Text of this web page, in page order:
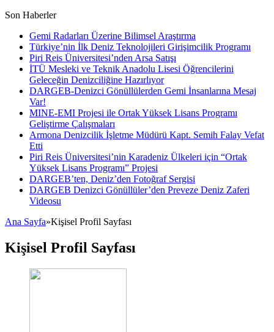
Son Haberler
Gemi Radarları Üzerine Bilimsel Araştırma
Türkiye’nin İlk Deniz Teknolojileri Girişimcilik Programı
Piri Reis Üniversitesi’nden Arsa Satışı
İTÜ Mesleki ve Teknik Anadolu Lisesi Öğrencilerini
Geleceğin Denizciliğine Hazırlıyor
DARGEB-Denizci Gönüllülerden Gemi İnsanlarına Mesaj
Var!
MINE-EMI Projesi ile Ortak Yüksek Lisans Programı
Geliştirme Çalışmaları
Armona Denizcilik İşletme Müdürü Kapt. Semih Falay Vefat
Etti
Piri Reis Üniversitesi’nin Karadeniz Ülkeleri için “Ortak
Yüksek Lisans Programı” Projesi
DARGEB’ten, Deniz’den Fotoğraf Sergisi
DARGEB Denizci Gönüllüler’den Preveze Deniz Zaferi
Videosu
Ana Sayfa»Kişisel Profil Sayfası
Kişisel Profil Sayfası